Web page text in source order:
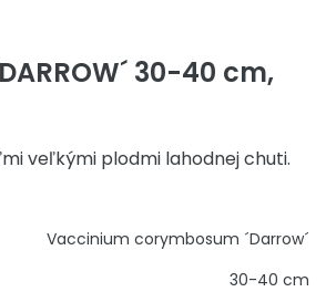
30-40 cm,
veľkými plodmi lahodnej chuti.
Vaccinium corymbosum ´Darrow´
30-40 cm